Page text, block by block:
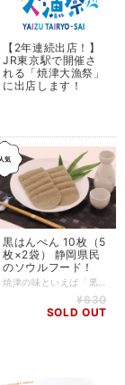
【2年連続出店！】
JR東京駅で開催さ
れる「焼津大漁祭」
に出店します！
黒はんぺん 10枚（5
枚×2袋） 静岡県民
のソウルフード！
¥630
SOLD OUT